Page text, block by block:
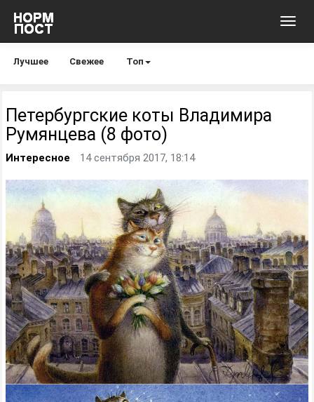
Лучшее Свежее Топ
Петербургские коты Владимира
Румянцева (8 фото)
Интересное 14 сентября 2017, 18:14